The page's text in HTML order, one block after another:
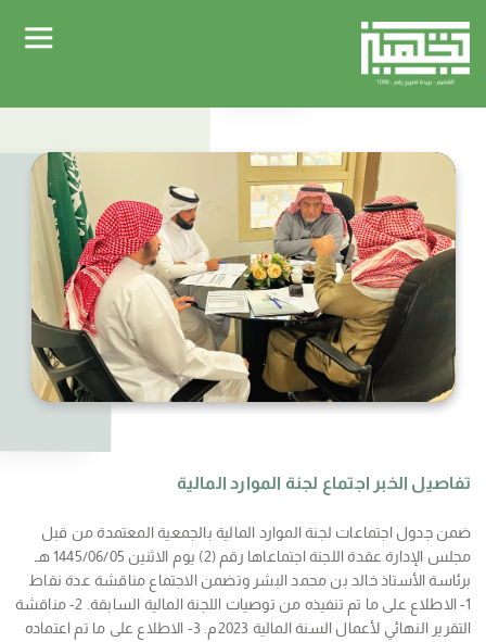
تفاصيل الخبر اجتماع لجنة الموارد المالية
ضمن جدول اجتماعات لجنة الموارد المالية بالجمعية المعتمدة من قبل
مجلس الإدارة عقدة اللجنة اجتماعاها رقم (2) يوم الاثنين 1445/06/05 هـ
برئاسة الأستاذ خالد بن محمد البشر وتضمن الاجتماع مناقشة عدة نقاط
1- الاطلاع على ما تم تنفيذه من توصيات اللجنة المالية السابقة. 2- مناقشة
التقرير النهائي لأعمال السنة المالية 2023م. 3- الاطلاع على ما تم اعتماده